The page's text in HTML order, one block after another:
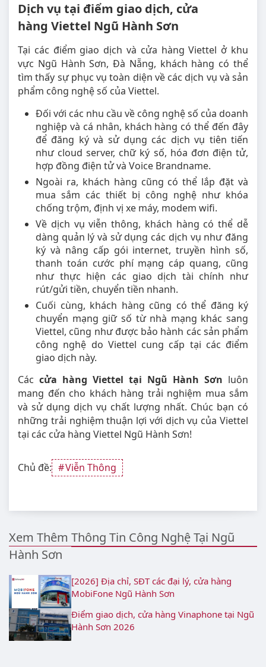
Dịch vụ tại điểm giao dịch, cửa
hàng Viettel Ngũ Hành Sơn
Tại các điểm giao dịch và cửa hàng Viettel ở khu
vực Ngũ Hành Sơn, Đà Nẵng, khách hàng có thể
tìm thấy sự phục vụ toàn diện về các dịch vụ và sản
phẩm công nghệ số của Viettel.
Đối với các nhu cầu về công nghệ số của doanh
nghiệp và cá nhân, khách hàng có thể đến đây
để đăng ký và sử dụng các dịch vụ tiên tiến
như cloud server, chữ ký số, hóa đơn điện tử,
hợp đồng điện tử và Voice Brandname.
Ngoài ra, khách hàng cũng có thể lắp đặt và
mua sắm các thiết bị công nghệ như khóa
chống trộm, định vị xe máy, modem wifi.
Về dịch vụ viễn thông, khách hàng có thể dễ
dàng quản lý và sử dụng các dịch vụ như đăng
ký và nâng cấp gói internet, truyền hình số,
thanh toán cước phí mạng cáp quang, cũng
như thực hiện các giao dịch tài chính như
rút/gửi tiền, chuyển tiền nhanh.
Cuối cùng, khách hàng cũng có thể đăng ký
chuyển mạng giữ số từ nhà mạng khác sang
Viettel, cũng như được bảo hành các sản phẩm
công nghệ do Viettel cung cấp tại các điểm
giao dịch này.
Các cửa hàng Viettel tại Ngũ Hành Sơn luôn
mang đến cho khách hàng trải nghiệm mua sắm
và sử dụng dịch vụ chất lượng nhất. Chúc bạn có
những trải nghiệm thuận lợi với dịch vụ của Viettel
tại các cửa hàng Viettel Ngũ Hành Sơn!
Chủ đề: Viễn Thông
Xem Thêm Thông Tin Công Nghệ Tại Ngũ
Hành Sơn
[2026] Địa chỉ, SĐT các đại lý, cửa hàng
MobiFone Ngũ Hành Sơn
Điểm giao dịch, cửa hàng Vinaphone tại Ngũ
Hành Sơn 2026